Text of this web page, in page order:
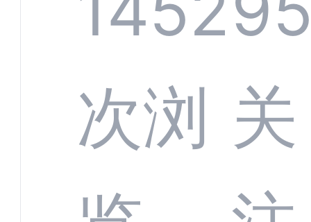
增长与
数字化
全渠道
次浏 关